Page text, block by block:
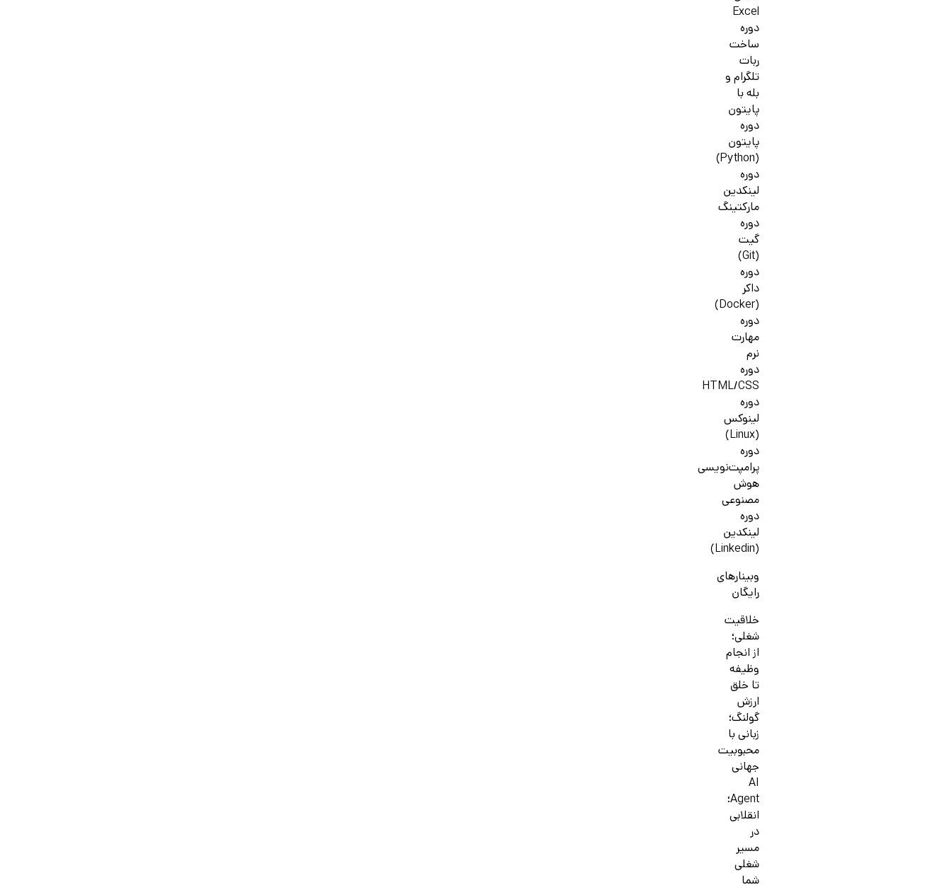
Excel
دوره
ساخت
ربات
تلگرام و
بله با
پایتون
دوره
پایتون
(Python)
دوره
لینکدین
مارکتینگ
دوره
گیت
(Git)
دوره
داکر
(Docker)
دوره
مهارت
نرم
دوره
HTML/CSS
دوره
لینوکس
(Linux)
دوره
پرامپت‌نویسی
هوش
مصنوعی
دوره
لینکدین
(Linkedin)
وبینارهای
رایگان
خلاقیت
شغلی؛
از انجام
وظیفه
تا خلق
ارزش
گولنگ؛
زبانی با
محبوبیت
جهانی
AI
Agent؛
انقلابی
در
مسیر
شغلی